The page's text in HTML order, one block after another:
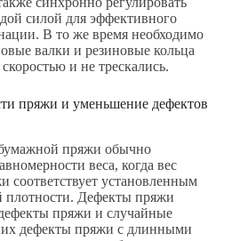
силой для эффективного
В то же время необходимо
валки и резиновые кольца
и не трескались.
пряжи и уменьшение дефектов
пряжи обычно
веса, когда вес
соответствует установленным
плотности. Дефекты пряжи
пряжи и случайные
дефекты пряжи с длинными